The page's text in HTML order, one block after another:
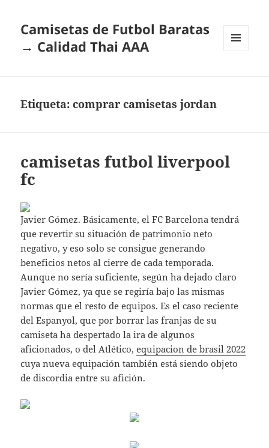
Camisetas de Futbol Baratas
→ Calidad Thai AAA
Etiqueta:comprar camisetas jordan
camisetas futbol liverpool
fc
Javier Gómez. Básicamente, el FC Barcelona tendrá
que revertir su situación de patrimonio neto
negativo, y eso solo se consigue generando
beneficios netos al cierre de cada temporada.
Aunque no sería suficiente, según ha dejado claro
Javier Gómez, ya que se regiría bajo las mismas
normas que el resto de equipos. Es el caso reciente
del Espanyol, que por borrar las franjas de su
camiseta ha despertado la ira de algunos
aficionados, o del Atlético,equipacion de brasil 2022
cuya nueva equipación también está siendo objeto
de discordia entre su afición.